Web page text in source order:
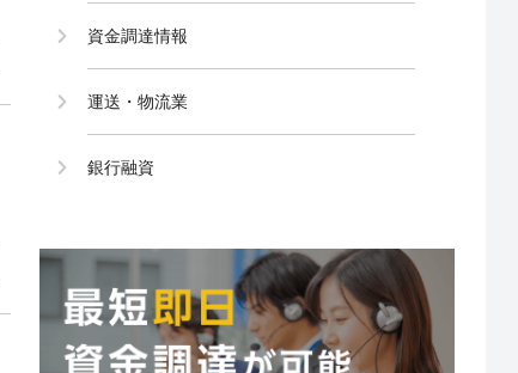
資金調達情報
運送・物流業
銀行融資